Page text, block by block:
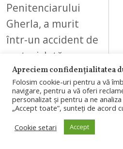
Penitenciarului
Gherla, a murit
într-un accident de
motocicletă
produs pe…
08
Apreciem confidențialitatea
Folosim cookie-uri pentru a vă
navigare, pentru a vă oferi
personalizat și pentru a ne
„Accept toate”, sunteți de acord
Cookie setari
Accept